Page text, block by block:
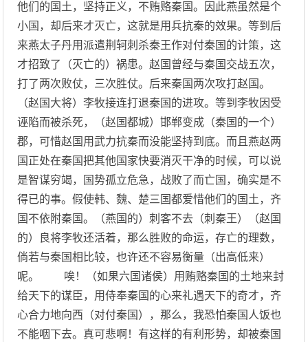
他们的国土，坚持正义，不贿赂秦国。因此燕虽然是个
小国，却后来才灭亡，这就是用兵抗秦的效果。等到后
来燕太子丹用派遣荆轲刺杀秦王作对付秦国的计策，这
才招致了（灭亡的）祸患。赵国曾经与秦国交战五次，
打了两次败仗，三次胜仗。后来秦国两次攻打赵国。
（赵国大将）李牧接连打退秦国的进攻。等到李牧因受
诬陷而被杀死，（赵国都城）邯郸变成（秦国的一个）
郡，可惜赵国用武力抗秦而没能坚持到底。而且燕赵两
国正处在秦国把其他国家快要消灭干净的时候，可以说
是智谋穷竭，国势孤立危急，战败了而亡国，确实是不
得已的事。假使韩、魏、楚三国都爱惜他们的国土，齐
国不依附秦国。（燕国的）刺客不去（刺秦王）（赵国
的）良将李牧还活着，那么胜败的命运，存亡的理数，
倘若与秦国相比较，也许还不容易衡量（出高低来）
呢。 唉！（如果六国诸侯）用贿赂秦国的土地来封
给天下的谋臣，用侍奉秦国的心来礼遇天下的奇才，齐
心合力地向西（对付秦国），那么，我恐怕秦国人饭也
不能咽下去。真可悲啊！有这样的有利形势，却被秦国